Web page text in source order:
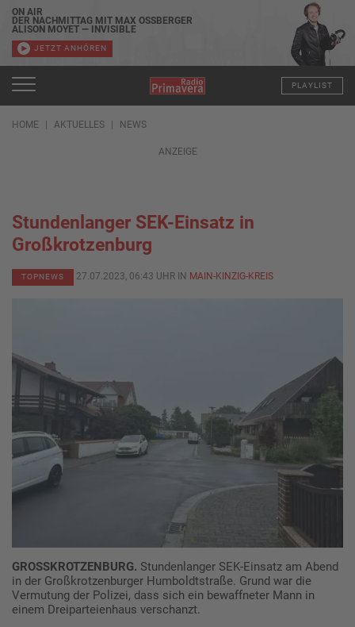
ON AIR
DER NACHMITTAG MIT MAX OSSBERGER
ALISON MOYET — INVISIBLE
JETZT ANHÖREN
PLAYLIST
HOME AKTUELLES NEWS
ANZEIGE
Stundenlanger SEK-Einsatz in
Großkrotzenburg
TOPNEWS 27.07.2023, 06:43 UHR IN MAIN-KINZIG-KREIS
GROSSKROTZENBURG. Stundenlanger SEK-Einsatz am Abend
in der Großkrotzenburger Humboldtstraße. Grund war die
Vermutung der Polizei, dass sich ein bewaffneter Mann in
einem Dreiparteienhaus verschanzt.